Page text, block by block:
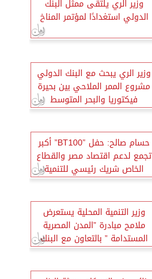
وزير الري يلتقى ممثل البنك
الدولي استغدادًا لمؤتمر المناخ
وزير الري يبحث مع البنك الدولي
مشروع الممر الملاحي بين بحيرة
فيكتوريا والبحر المتوسط
حسام صالح: حفل ”BT100” أكبر
تجمع لدعم اقتصاد مصر والقطاع
الخاص شريك رئيسي للتنمية
وزير التنمية المحلية يستعرض
ملامح مبادرة ”المدن المصرية
المستدامة ” بالتعاون مع البنك
الدولي